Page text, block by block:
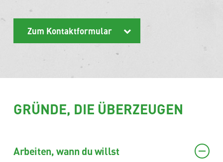
Zum Kontaktformular
GRÜNDE, DIE ÜBERZEUGEN
Arbeiten, wann du willst